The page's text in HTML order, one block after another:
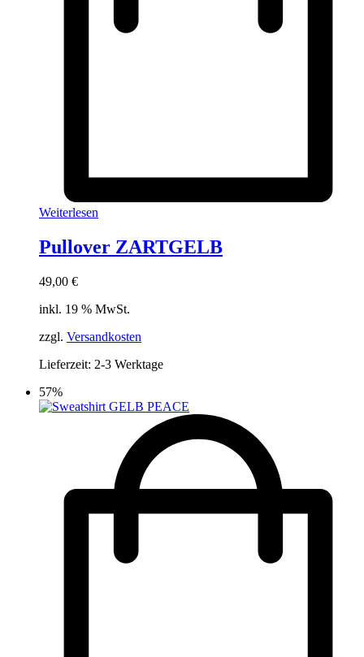
Weiterlesen
Pullover ZARTGELB
49,00 €
inkl. 19 % MwSt.
zzgl. Versandkosten
Lieferzeit: 2-3 Werktage
57%